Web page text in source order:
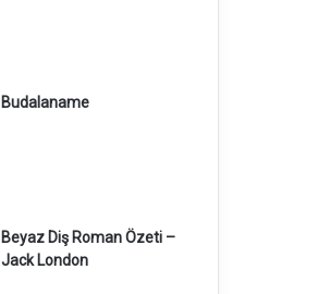
Budalaname
Beyaz Diş Roman Özeti –
Jack London